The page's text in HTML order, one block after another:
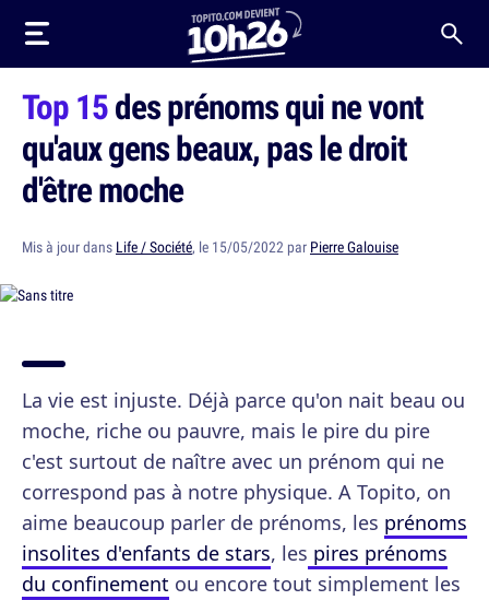
Top 15des prénoms qui ne vont
qu'aux gens beaux, pas le droit
d'être moche
Mis à jour dans Life / Société, le 15/05/2022 par Pierre Galouise
La vie est injuste. Déjà parce qu'on nait beau ou
moche, riche ou pauvre, mais le pire du pire
c'est surtout de naître avec un prénom qui ne
correspond pas à notre physique. A Topito, on
aime beaucoup parler de prénoms, les prénoms
insolites d'enfants de stars, les pires prénoms
du confinement ou encore tout simplement les